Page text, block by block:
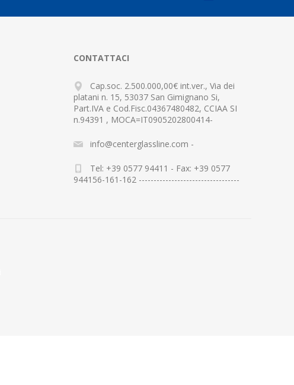
CONTATTACI
Cap.soc. 2.500.000,00€ int.ver., Via dei
platani n. 15, 53037 San Gimignano Si,
Part.IVA e Cod.Fisc.04367480482, CCIAA SI
n.94391 , MOCA=IT0905202800414-
info@centerglassline.com -
Tel: +39 0577 94411 - Fax: +39 0577
944156-161-162 ----------------------------------